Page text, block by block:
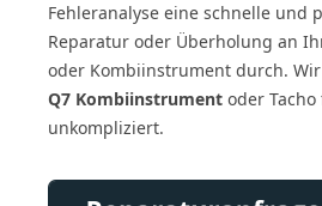
Fehleranalyse eine schnelle und
Reparatur oder Überholung an
oder Kombiinstrument durch.
Q7 Kombiinstrument oder
unkompliziert.